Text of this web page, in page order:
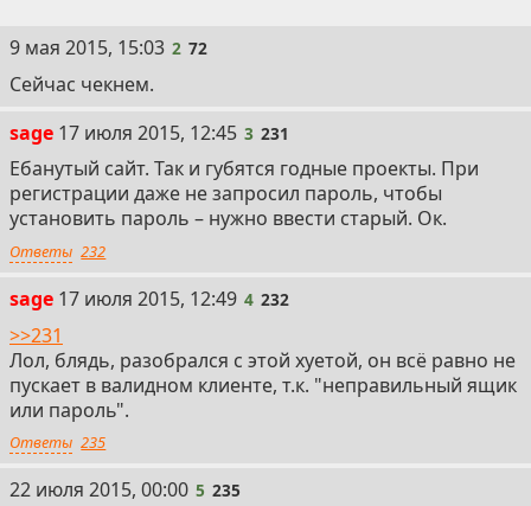
2
9 мая 2015, 15:03 2 72
Сейчас чекнем.
sage 3
17 июля 2015, 12:45 3 231
Ебанутый сайт. Так и губятся годные проекты. При
регистрации даже не запросил пароль, чтобы
установить пароль – нужно ввести старый. Ок.
Ответы 232
sage 4
17 июля 2015, 12:49 4 232
>>231
Лол, блядь, разобрался с этой хуетой, он всё равно не
пускает в валидном клиенте, т.к. "неправильный ящик
или пароль".
Ответы 235
5
22 июля 2015, 00:00 5 235